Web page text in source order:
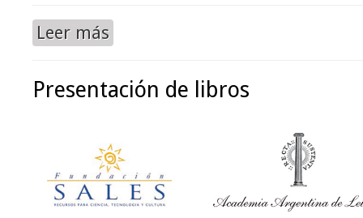
Leer más
Presentación de libros